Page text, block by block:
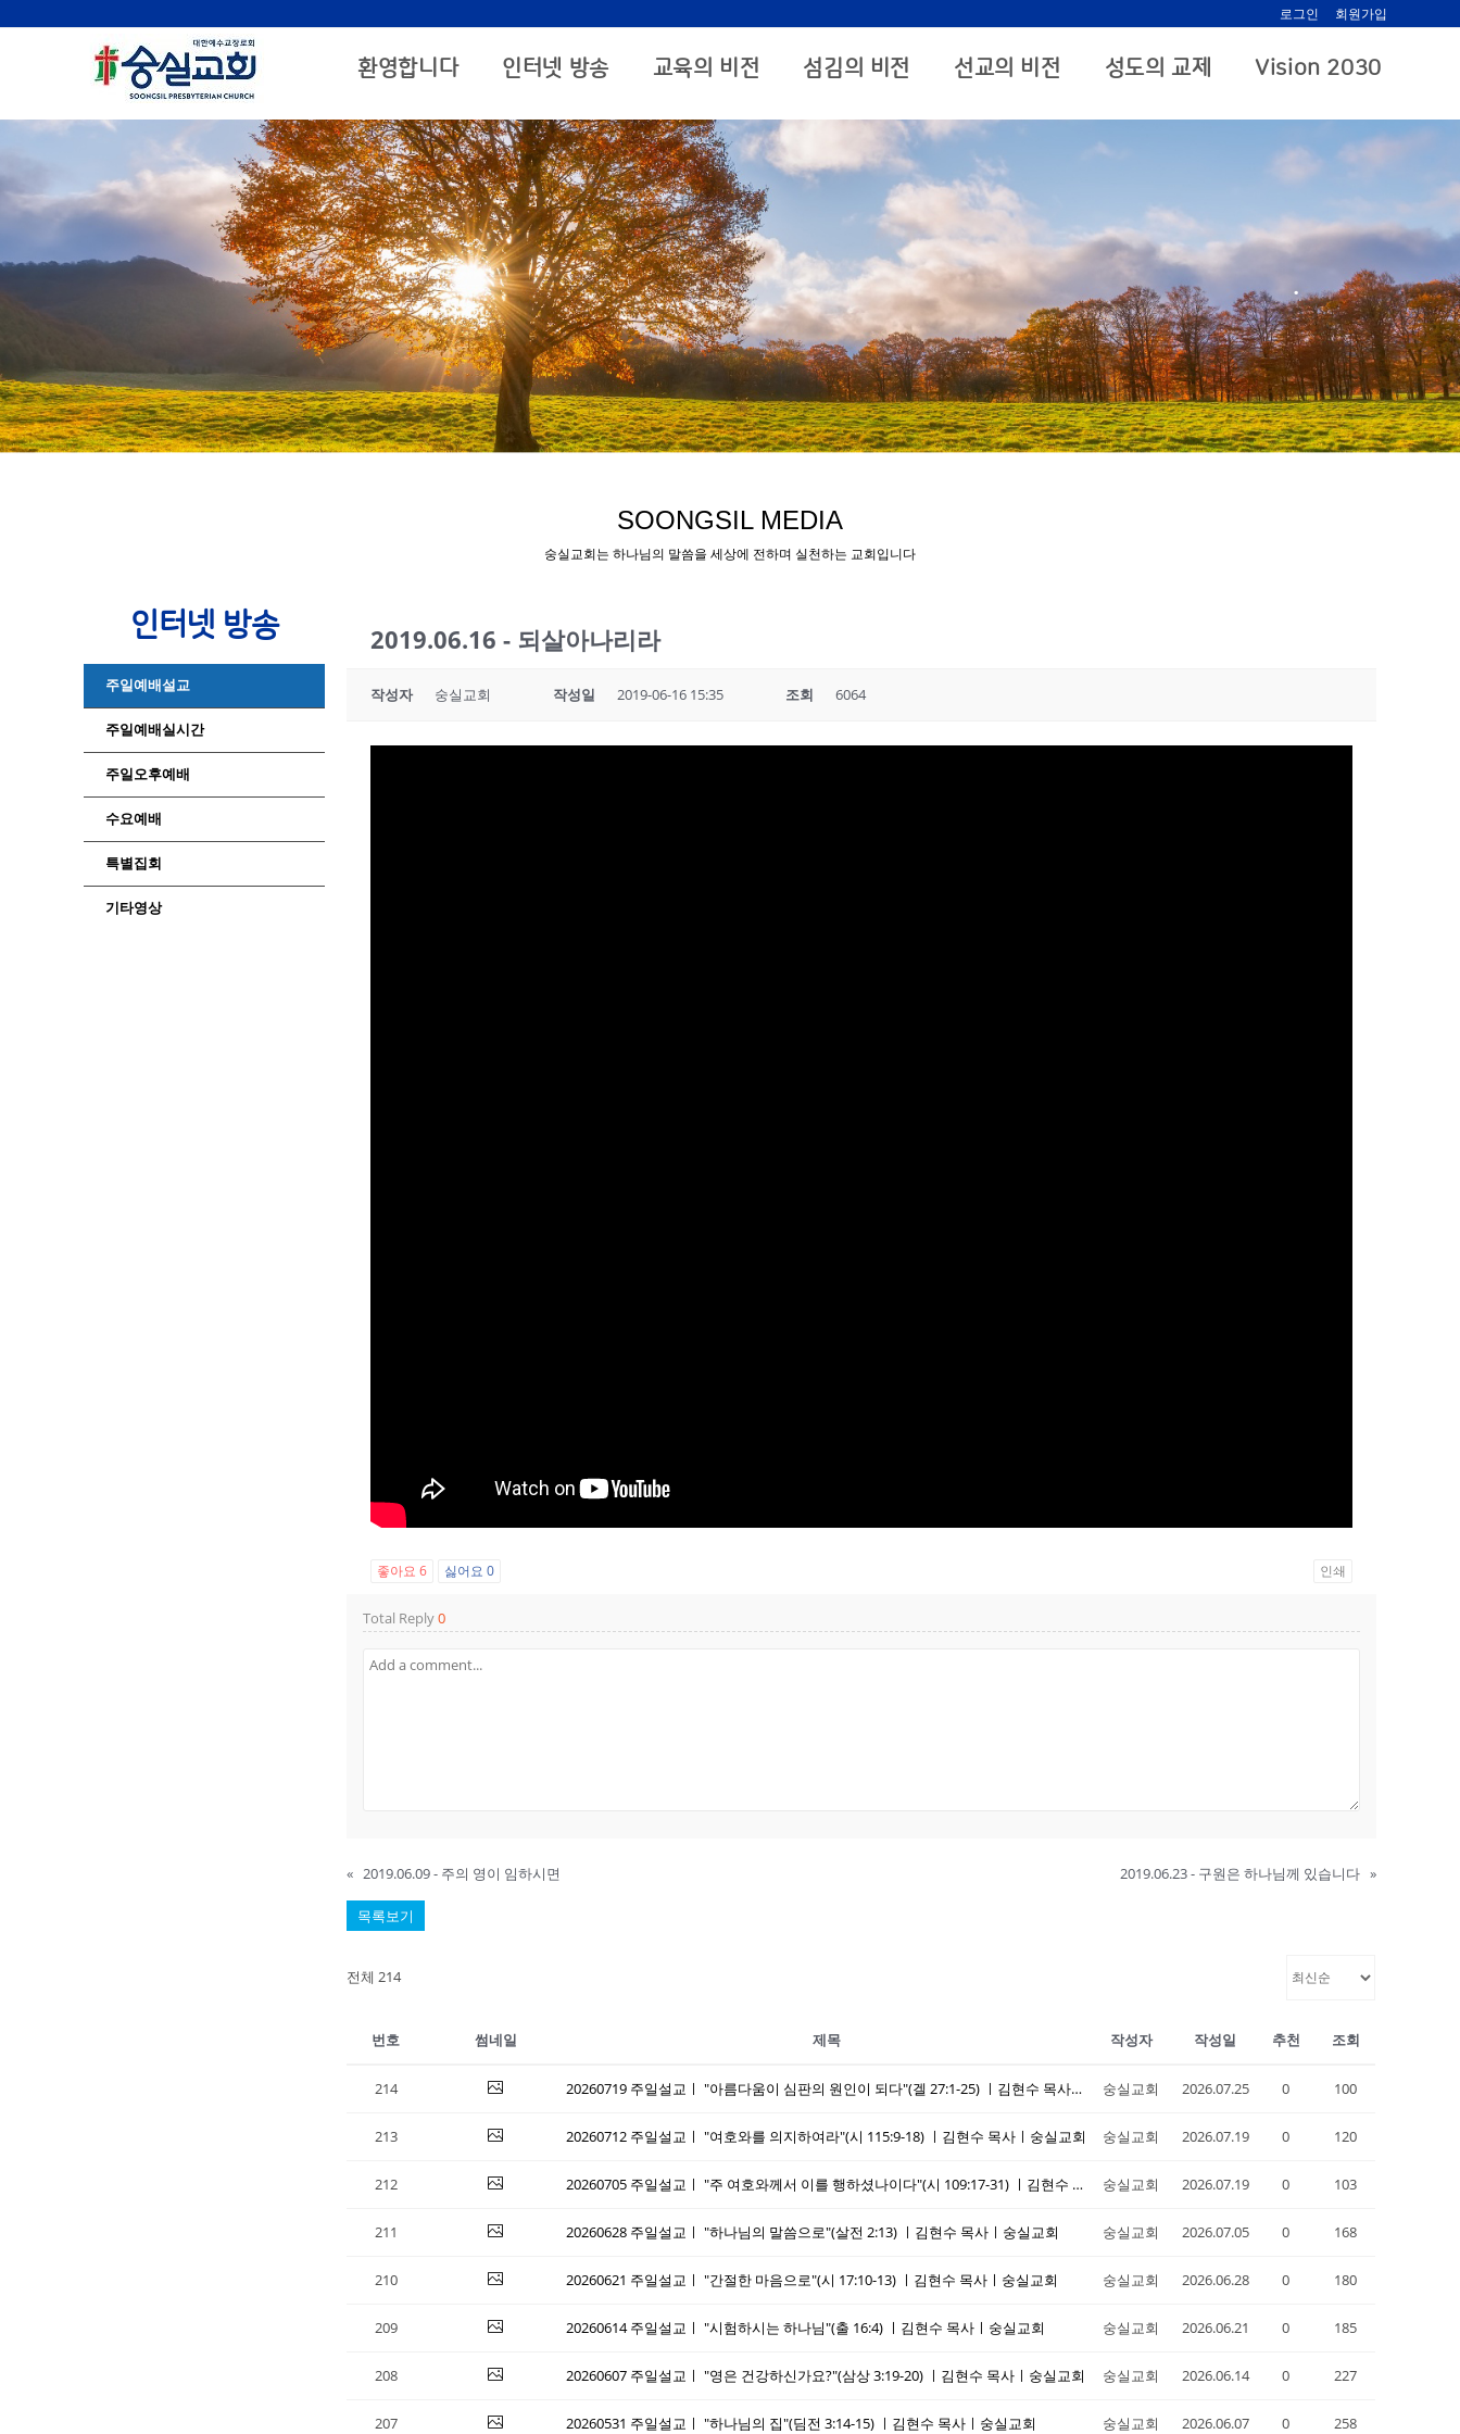
로그인 회원가입
환영합니다 인터넷 방송 교육의 비전 섬김의 비전 선교의 비전 성도의 교제 Vision 2030
.
SOONGSIL MEDIA
숭실교회는 하나님의 말씀을 세상에 전하며 실천하는 교회입니다
인터넷 방송
주일예배설교
주일예배실시간
주일오후예배
수요예배
특별집회
기타영상
2019.06.16 - 되살아나리라
작성자 숭실교회 작성일 2019-06-16 15:35 조회 6064
좋아요6 싫어요0 인쇄
Total Reply0
« 2019.06.09 - 주의 영이 임하시면 2019.06.23 - 구원은 하나님께 있습니다 »
목록보기
전체 214
번호 썸네일 제목 작성자 작성일 추천 조회
214 20260719 주일설교ㅣ "아름다움이 심판의 원인이 되다"(겔 27:1-25) ㅣ김현수 목사ㅣ숭실교회 숭실교회 2026.07.25 0 100
213 20260712 주일설교ㅣ "여호와를 의지하여라"(시 115:9-18) ㅣ김현수 목사ㅣ숭실교회 숭실교회 2026.07.19 0 120
212 20260705 주일설교ㅣ "주 여호와께서 이를 행하셨나이다"(시 109:17-31) ㅣ김현수 목사ㅣ숭실교회 숭실교회 2026.07.19 0 103
211 20260628 주일설교ㅣ "하나님의 말씀으로"(살전 2:13) ㅣ김현수 목사ㅣ숭실교회 숭실교회 2026.07.05 0 168
210 20260621 주일설교ㅣ "간절한 마음으로"(시 17:10-13) ㅣ김현수 목사ㅣ숭실교회 숭실교회 2026.06.28 0 180
209 20260614 주일설교ㅣ "시험하시는 하나님"(출 16:4) ㅣ김현수 목사ㅣ숭실교회 숭실교회 2026.06.21 0 185
208 20260607 주일설교ㅣ "영은 건강하신가요?"(삼상 3:19-20) ㅣ김현수 목사ㅣ숭실교회 숭실교회 2026.06.14 0 227
207 20260531 주일설교ㅣ "하나님의 집"(딤전 3:14-15) ㅣ김현수 목사ㅣ숭실교회 숭실교회 2026.06.07 0 258